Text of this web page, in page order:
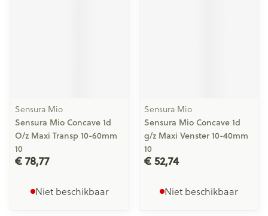
Sensura Mio
Sensura Mio Concave 1d
O/z Maxi Transp 10-60mm
10
€ 78,77
Niet beschikbaar
Sensura Mio
Sensura Mio Concave 1d
g/z Maxi Venster 10-40mm
10
€ 52,74
Niet beschikbaar